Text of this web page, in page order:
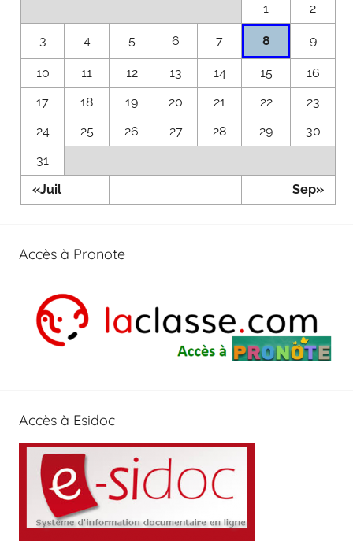
«Juil Sep»
1 2
3 4 5 6 7 8 9
10 11 12 13 14 15
16
17
18 19 20 21 22
23
24
25 26 27 28 29
30
31
Accès à Pronote
Accès à Esidoc